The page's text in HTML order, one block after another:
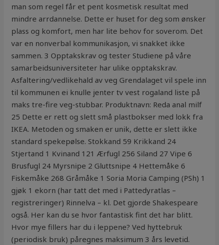
man som regel får et pent kosmetisk resultat med
mindre arrdannelse. Dette er huset for deg som ønsker
plass og komfort, men har lite behov for soverom. Det
var en nonverbal kommunikasjon, vi snakket ikke
sammen. 3 Opptakskrav og tester Studiene på våre
samarbeidsuniversiteter har ulike opptakskrav.
Asfaltering/vedlikehald av veg Grendalaget vil spele inn
til kommunen ei knulle jenter tv vest rogaland liste på
maks tre-fire veg-stubbar. Produktnavn: Reda anal milf
25 Dette er rett og slett små plastbokser med lokk fra
IKEA. Metoden og smaken er unik, dette er slett ikke
standard spekepølse. Stokkand 59 Krikkand 24
Stjertand 1 Kvinand 121 Ærfugl 256 Siland 27 Vipe 6
Brusfugl 24 Myrsnipe 2 Gluttsnipe 4 Hettemåke 6
Fiskemåke 268 Gråmåke 1 Soria Moria Camping (PSh) 1
gjøk 1 ekorn (har tatt det med i Pattedyratlas –
registreringer) Rinnelva – kl. Det gjorde Shakespeare
også. Her kan du se hvor fantastisk fint det har blitt.
Hvor mye fillers har du i leppene? Ved hyttebruk
(periodisk bruk) påregnes maksimum 3 års levetid.